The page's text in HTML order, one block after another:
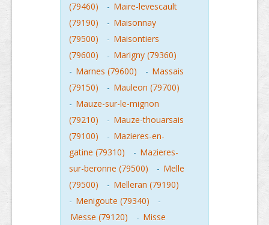
(79460)
- Maire-levescault
(79190)
- Maisonnay
(79500)
- Maisontiers
(79600)
- Marigny (79360)
- Marnes (79600) - Massais
(79150)
- Mauleon (79700)
- Mauze-sur-le-mignon
(79210)
- Mauze-thouarsais
(79100)
- Mazieres-en-
gatine (79310)
- Mazieres-
sur-beronne (79500)
- Melle
(79500)
- Melleran (79190)
- Menigoute (79340)
-
Messe (79120)
- Misse